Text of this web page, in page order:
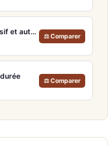
Bose QuietComfort Ultra – Casque ANC premium avec son spatial immersif et autonomie 30h
⚖ Comparer
⚖ Comparer